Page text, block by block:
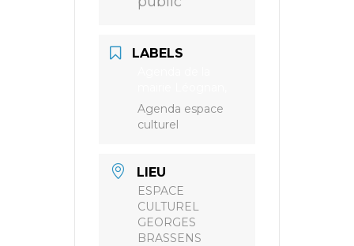
LABELS
Agenda espace
culturel
LIEU
ESPACE
CULTUREL
GEORGES
BRASSENS